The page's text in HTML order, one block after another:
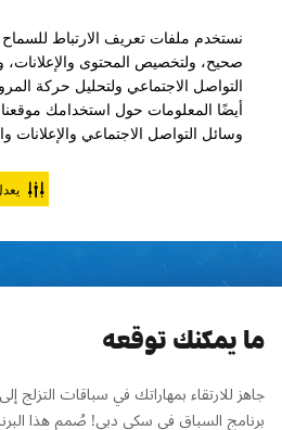
نستخدم ملفات تعريف الارتباط
صحيح، ولتخصيص المحتوى والإعلانات،
التواصل الاجتماعي ولتحليل حركة
أيضًا المعلومات حول استخدامك
وسائل التواصل الاجتماعي والإعلانات
برنامج السباق
ما يمكنك توقعه
جاهز للارتقاء بمهاراتك في سباقات التزلج